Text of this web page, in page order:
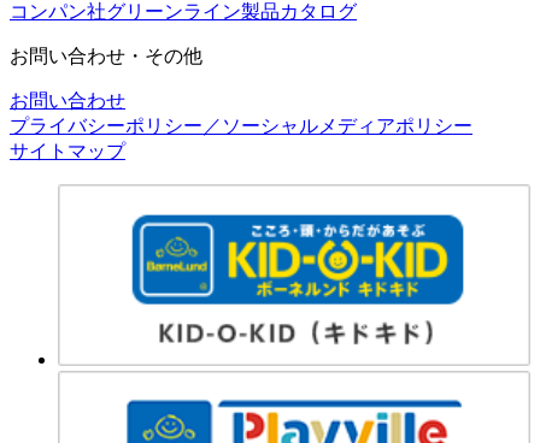
コンパン社グリーンライン製品カタログ
お問い合わせ・その他
お問い合わせ
プライバシーポリシー／ソーシャルメディアポリシー
サイトマップ